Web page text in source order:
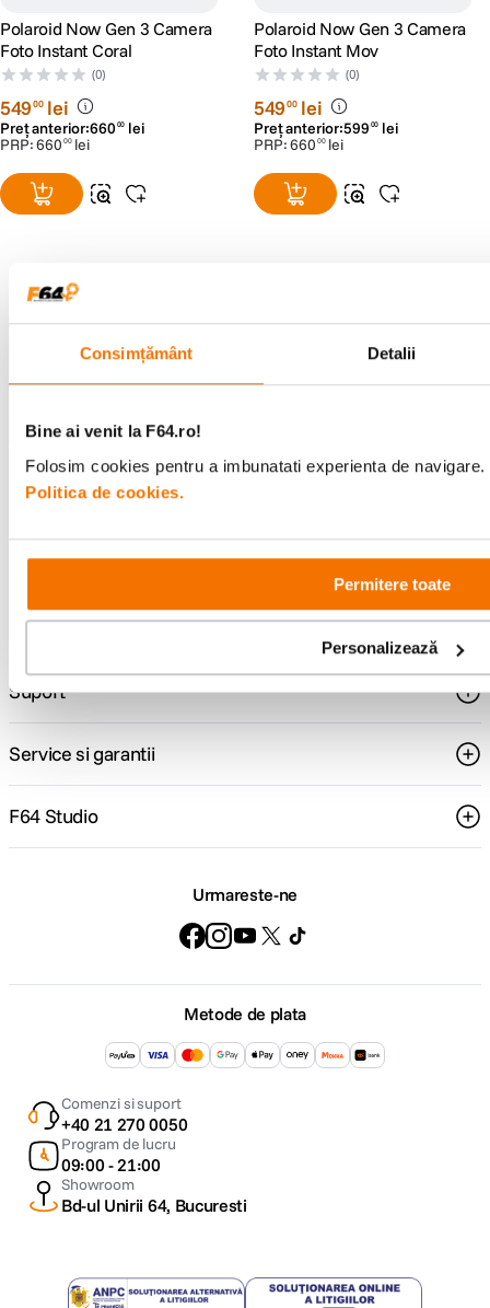
Consimțământ Detalii
Bine ai venit la F64.ro!
Folosim cookies pentru a imbunatati experienta de
Politica de cookies.
Permitere toate
Personalizează
Polaroid Now Gen 3 Camera
Foto Instant Coral
(0)
54900 lei
Preț anterior:660 00 lei
PRP:660 00 lei
Polaroid Now Gen 3 Camera
Foto Instant Mov
(0)
54900 lei
Preț anterior:599 00 lei
PRP:660 00 lei
Alatura-te comunitatii creatorilor
Descopera inspiratie, recomandari utile,
ghiduri foto-video si oferte pregatite special
Consultanta
Comenzi si livrare
Suport
Service si garantii
F64 Studio
Urmareste-ne
Metode de plata
Comenzi si suport
+40 21 270 0050
Program de lucru
09:00 - 21:00
Showroom
Bd-ul Unirii 64, Bucuresti